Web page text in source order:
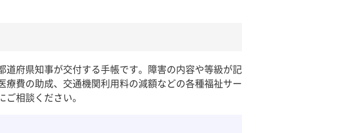
府県知事が交付する手帳です。障害の内容や等級が記
費の助成、交通機関利用料の減額などの各種福祉サー
相談ください。